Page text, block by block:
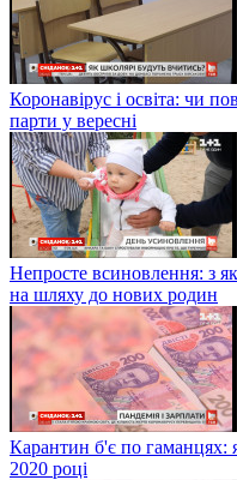
Коронавірус і освіта: чи
парти у вересні
Непросте всиновлення: з
на шляху до нових родин
Карантин б'є по гаманцях:
2020 році